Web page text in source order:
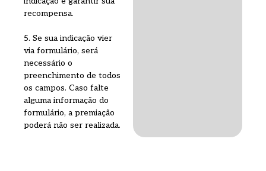
recompensa.
5. Se sua indicação vier
via formulário, será
necessário o
preenchimento de todos
os campos. Caso falte
alguma informação do
formulário, a premiação
poderá não ser realizada.